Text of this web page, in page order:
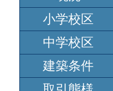
小学校区
中学校区
建築条件